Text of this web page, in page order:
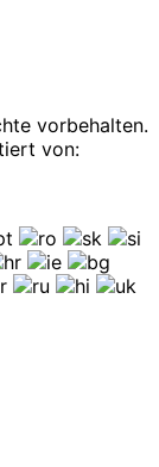
vorbehalten.
von: